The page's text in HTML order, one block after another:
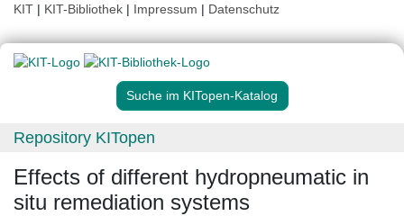
KIT | KIT-Bibliothek | Impressum | Datenschutz
Suche im KITopen-Katalog
Repository KITopen
Effects of different hydropneumatic in
situ remediation systems